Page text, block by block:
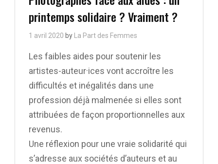
printemps solidaire ? Vraiment ?
1 avril 2020 by La Part des Femmes
Les faibles aides pour soutenir les
artistes-auteur·ices vont accroître les
difficultés et inégalités dans une
profession déjà malmenée si elles sont
attribuées de façon proportionnelles aux
revenus.
Une réflexion pour une vraie solidarité qui
s’adresse aux sociétés d’auteurs et au